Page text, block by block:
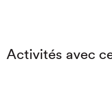
Activités avec